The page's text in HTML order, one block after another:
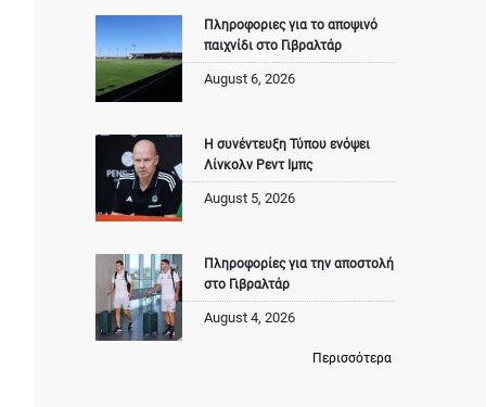
Πληροφοριες για το αποψινό
παιχνίδι στο Γιβραλτάρ
August 6, 2026
Η συνέντευξη Τύπου ενόψει
Λίνκολν Ρεντ Ιμπς
August 5, 2026
Πληροφορίες για την αποστολή
στο Γιβραλτάρ
August 4, 2026
Περισσότερα